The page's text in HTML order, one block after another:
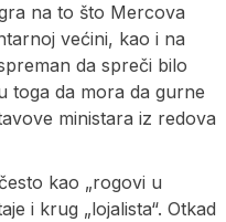
na to što Mercova
većini, kao i na
da spreči bilo
toga da mora da gurne
ministara iz redova
kao „rogovi u
i krug „lojalista“. Otkad